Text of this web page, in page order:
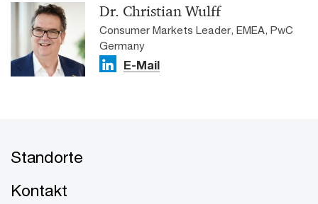
Dr. Christian Wulff
Consumer Markets Leader, EMEA, PwC
Germany
E-Mail
Standorte
Kontakt